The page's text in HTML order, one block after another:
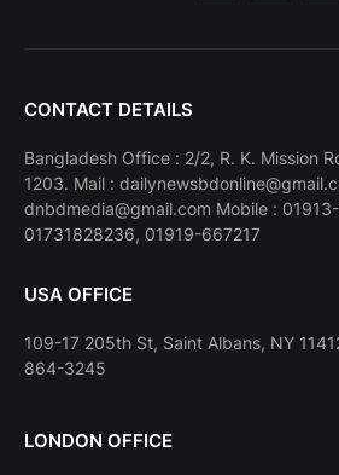
CONTACT DETAILS
Bangladesh Office : 2/2, R. K. Mission
1203. Mail :
dnbdmedia@gmail.com Mobile :
01731828236, 01919-667217
USA OFFICE
109-17 205th St, Saint Albans, NY
864-3245
LONDON OFFICE